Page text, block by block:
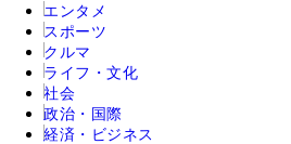
エンタメ
スポーツ
クルマ
ライフ・文化
社会
政治・国際
経済・ビジネス